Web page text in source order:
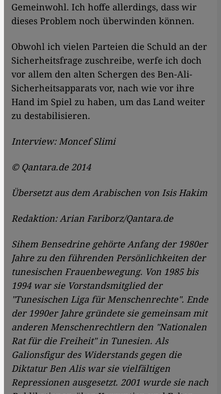
Gemeinwohl. Ich hoffe allerdings, dass wir
dieses Problem noch überwinden können.
Obwohl ich vielen Parteien die Schuld an der
Sicherheitsfrage zuschreibe, werfe ich doch
vor allem den alten Schergen des Ben-Ali-
Sicherheitsapparats vor, nach wie vor ihre
Hand im Spiel zu haben, um das Land weiter
zu destabilisieren.
Interview: Moncef Slimi
© Qantara.de 2014
Übersetzt aus dem Arabischen von Isis Hakim
Redaktion: Arian Fariborz/Qantara.de
Sihem Bensedrine gehörte Anfang der 1980er
Jahre zu den führenden Persönlichkeiten der
tunesischen Frauenbewegung. Von 1985 bis
1994 war sie Vorstandsmitglied der
"Tunesischen Liga für Menschenrechte". Ende
der 1990er Jahre gründete sie gemeinsam mit
anderen Menschenrechtlern den "Nationalen
Rat für die Freiheit" in Tunesien. Als
Galionsfigur des Widerstands gegen die
Diktatur Ben Alis war sie vielfältigen
Repressionen ausgesetzt. 2001 wurde sie nach